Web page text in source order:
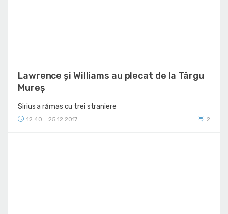
Lawrence și Williams au plecat de la Târgu
Mureș
Sirius a rămas cu trei straniere
12:40 25.12.2017 2